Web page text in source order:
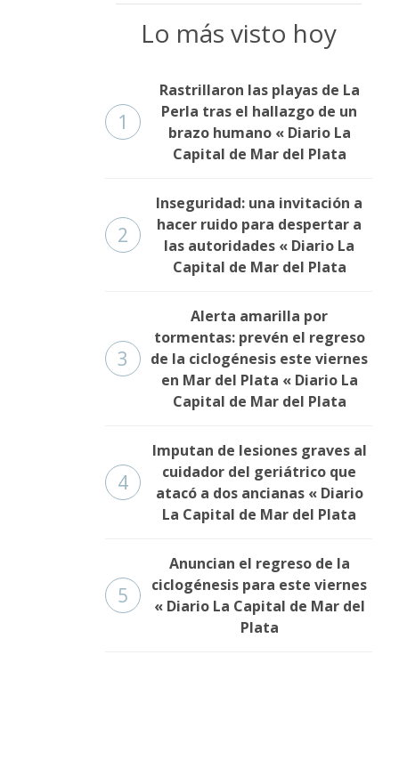
Lo más visto hoy
1
Rastrillaron las playas de La
Perla tras el hallazgo de un
brazo humano « Diario La
Capital de Mar del Plata
2
Inseguridad: una invitación a
hacer ruido para despertar a
las autoridades « Diario La
Capital de Mar del Plata
3
Alerta amarilla por
tormentas: prevén el regreso
de la ciclogénesis este viernes
en Mar del Plata « Diario La
Capital de Mar del Plata
4
Imputan de lesiones graves al
cuidador del geriátrico que
atacó a dos ancianas « Diario
La Capital de Mar del Plata
5
Anuncian el regreso de la
ciclogénesis para este viernes
« Diario La Capital de Mar del
Plata